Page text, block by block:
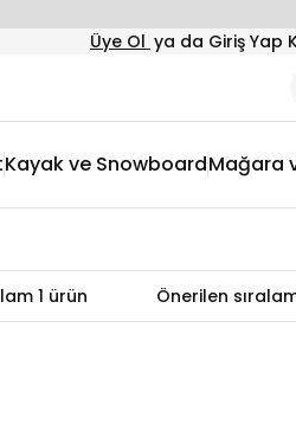
Üye Ol ya da Giriş Yap
Kayak ve SnowboardMağara
1 ürün